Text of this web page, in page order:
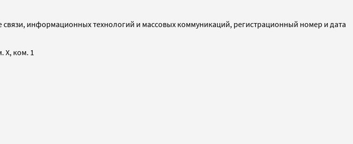
информационных технологий и массовых коммуникаций, регистрационный номер и дата
X, ком. 1